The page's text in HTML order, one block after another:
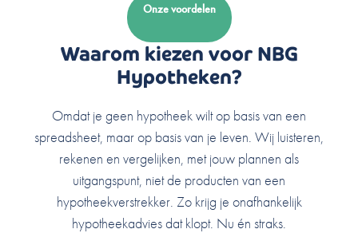
Onze voordelen
Waarom kiezen voor NBG
Hypotheken?
Omdat je geen hypotheek wilt op basis van een
spreadsheet, maar op basis van je leven. Wij luisteren,
rekenen en vergelijken, met jouw plannen als
uitgangspunt, niet de producten van een
hypotheekverstrekker. Zo krijg je onafhankelijk
hypotheekadvies dat klopt. Nu én straks.